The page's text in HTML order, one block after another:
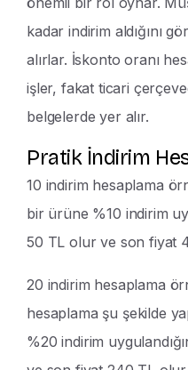
kadar indirim aldığını
alırlar. İskonto oranı
işler, fakat ticari
belgelerde yer alır.
Pratik İndirim
10 indirim hesaplama
bir ürüne %10 indirim
50 TL olur ve son fiyat
20 indirim hesaplama
hesaplama şu şekilde
%20 indirim